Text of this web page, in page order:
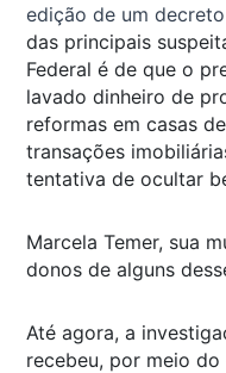
edição de um
das principais
Federal é de que o
lavado dinheiro de
reformas em casas
transações
tentativa de ocultar
Marcela Temer, sua
donos de alguns
Até agora, a
recebeu, por meio do